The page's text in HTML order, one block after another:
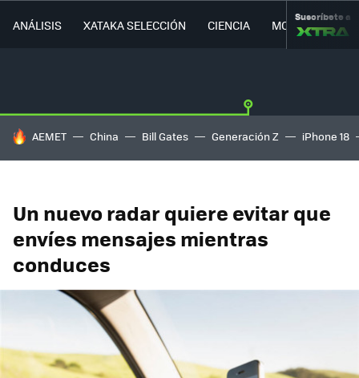
ANÁLISIS XATAKA SELECCIÓN CIENCIA MOVILIDAD
Suscríbete a
HOY SE HABLA DE
AEMET China Bill Gates Generación Z iPhone 18
Un nuevo radar quiere evitar que
envíes mensajes mientras
conduces